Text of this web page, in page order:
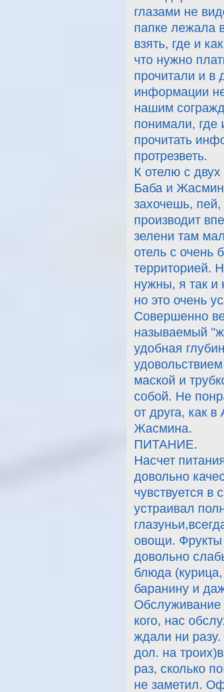
глазами не
папке лежала
взять, где и
что нужно
прочитали и в
информации
нашим
понимали, где
прочитать
протрезветь.
К отелю с
Баба и
захочешь,
производит
зелени там
отель с очень
территорией.
нужны, я так и
но это очень
Совершенно
называемый
удобная
маской и
собой. Не
от друга, как
Жасмина.
ПИТАНИЕ.
Насчет
довольно
чувствуется в
устраивал
овощи. Фрукты
довольно
блюда
баранину и
Обслуживание
кого, нас
ждали ни
дол. на
раз, сколько
не заметил.